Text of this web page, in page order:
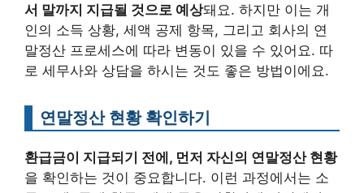
서 말까지 지급될 것으로 예상돼요. 하지만 이는 개
인의 소득 상황, 세액 공제 항목, 그리고 회사의 연
말정산 프로세스에 따라 변동이 있을 수 있어요. 따
로 세무사와 상담을 하시는 것도 좋은 방법이에요.
연말정산 현황 확인하기
환급금이 지급되기 전에, 먼저 자신의 연말정산 현황
을 확인하는 것이 중요합니다. 이런 과정에서는 소